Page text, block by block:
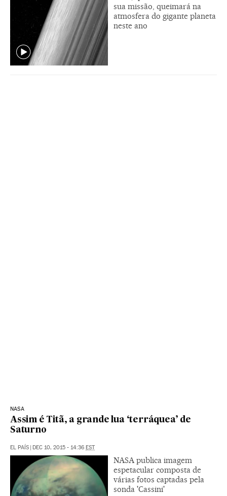
sua missão, queimará na
atmosfera do gigante planeta
neste ano
NASA
Assim é Titã, a grande lua ‘terráquea’ de
Saturno
EL PAÍS | DEC 10, 2015 - 14:36 EST
NASA publica imagem
espetacular composta de
várias fotos captadas pela
sonda 'Cassini'